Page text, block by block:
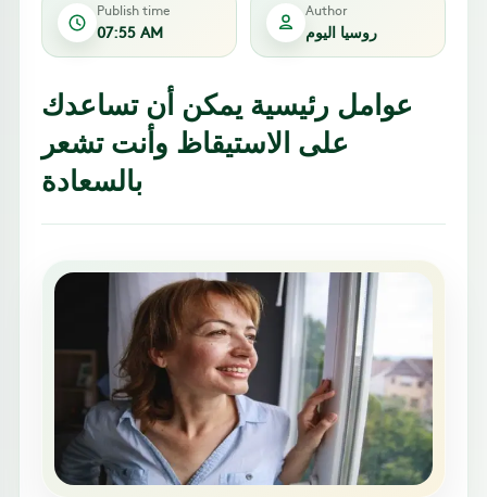
Publish time
07:55 AM
Author
روسيا اليوم
عوامل رئيسية يمكن أن تساعدك
على الاستيقاظ وأنت تشعر
بالسعادة